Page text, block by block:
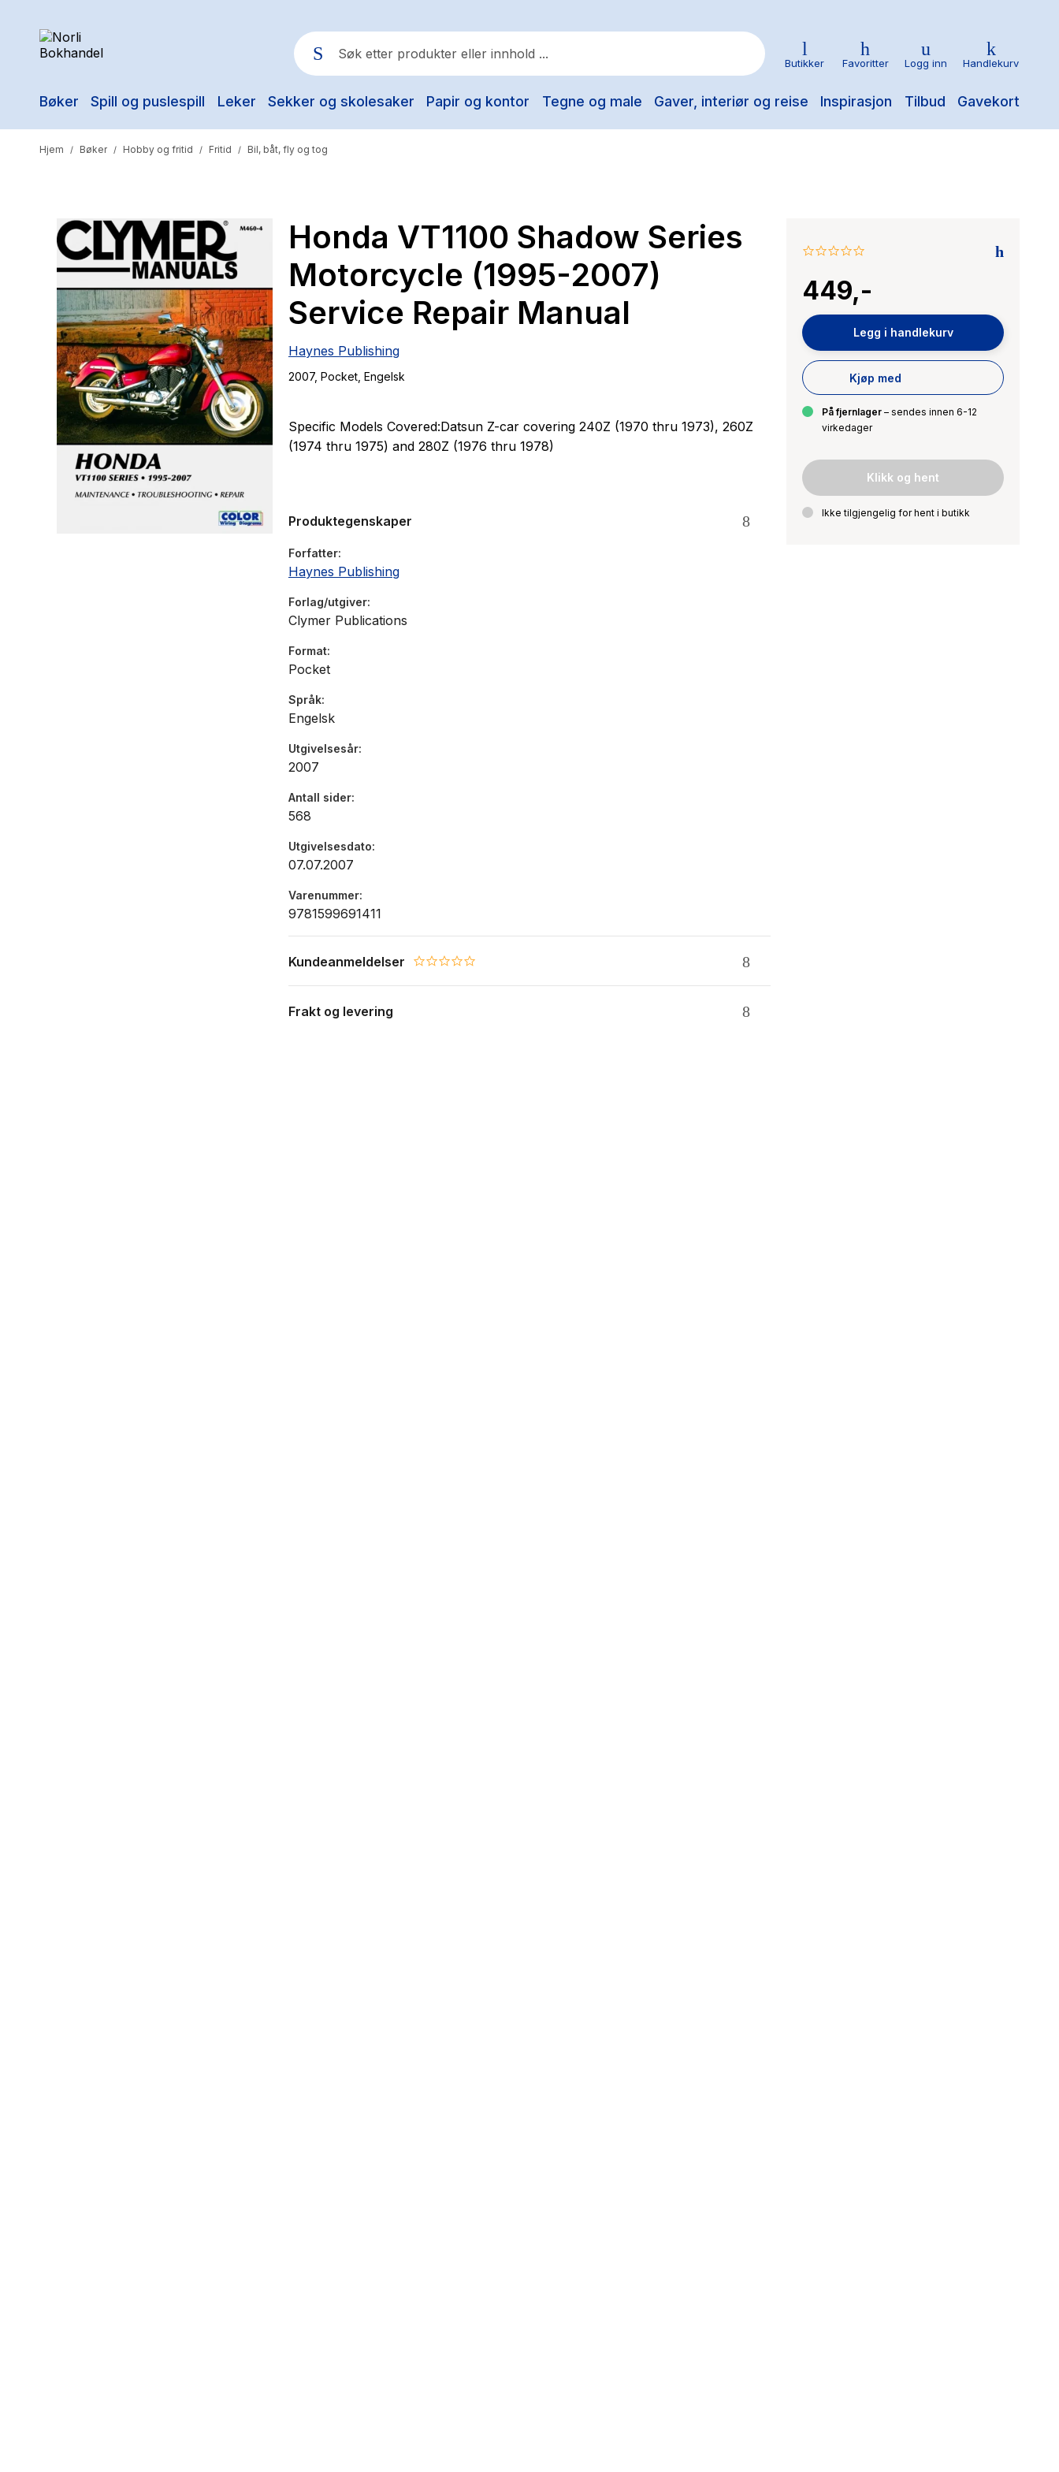
Bøker Spill og puslespill Leker Sekker og skolesaker Papir og kontor Tegne og male Gaver, interiør og reise Inspirasjon Tilbud Gavekort
Populære søk
Yesteryear
Hitster
Hypopressiv trening
The Housemaid
Butikker Favoritter Logg inn Handlekurv
Hjem / Bøker / Hobby og fritid / Fritid / Bil, båt, fly og tog
Honda VT1100 Shadow Series
Motorcycle (1995-2007)
Service Repair Manual
Haynes Publishing
2007, Pocket , Engelsk
0.0
rating
449,-
Legg i handlekurv
Kjøp med
På fjernlager – sendes innen 6-12
virkedager
Klikk og hent
Ikke tilgjengelig for hent i butikk
Specific Models Covered:Datsun Z-car covering 240Z (1970 thru 1973), 260Z
(1974 thru 1975) and 280Z (1976 thru 1978)
Produktegenskaper
Forfatter
Haynes Publishing
Forlag/utgiver
Clymer Publications
Format
Pocket
Språk
Engelsk
Utgivelsesår
2007
Antall sider
568
Utgivelsesdato
07.07.2007
Varenummer
9781599691411
Kundeanmeldelser 0.0 star rating
Frakt og levering